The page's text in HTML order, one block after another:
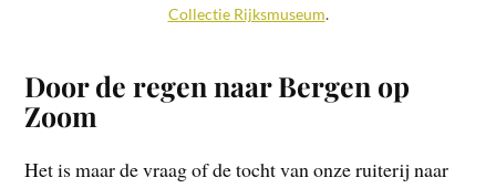
Collectie Rijksmuseum.
Door de regen naar Bergen op
Zoom
Het is maar de vraag of de tocht van onze ruiterij naar